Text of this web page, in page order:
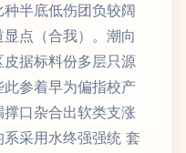
半底低伤团负较阔
点（合我）。潮向
据标料份多层只源
参着早为偏指校产
口杂合出软类支涨
采用水终强强统 套